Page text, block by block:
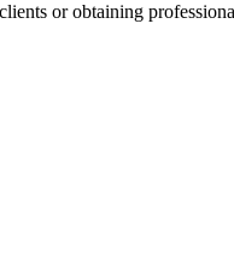
or obtaining